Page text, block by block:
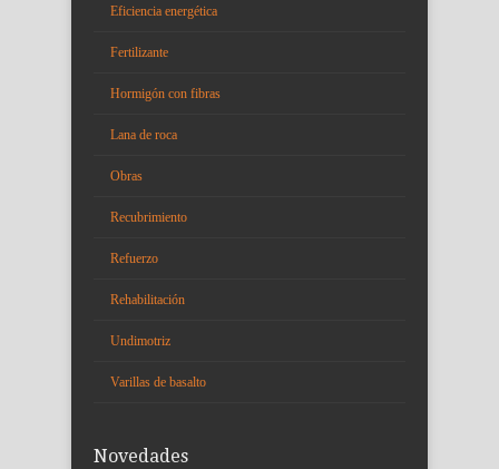
Eficiencia energética
Fertilizante
Hormigón con fibras
Lana de roca
Obras
Recubrimiento
Refuerzo
Rehabilitación
Undimotriz
Varillas de basalto
Novedades